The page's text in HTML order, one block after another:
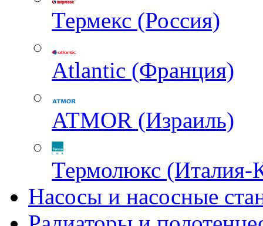
Термекс (Россия)
Atlantic (Франция)
ATMOR (Израиль)
Термолюкс (Италия-
Насосы и насосные